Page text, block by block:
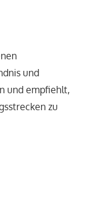
und
und empfiehlt,
zu